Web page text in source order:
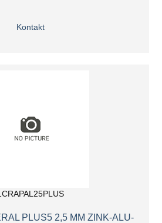
Kontakt
PLUS5 2,5 MM ZINK-ALU-